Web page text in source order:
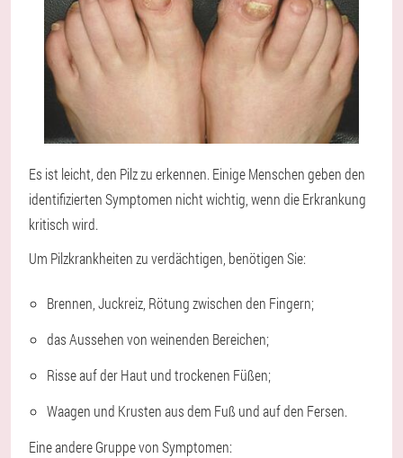
Es ist leicht, den Pilz zu erkennen. Einige Menschen geben den
identifizierten Symptomen nicht wichtig, wenn die Erkrankung
kritisch wird.
Um Pilzkrankheiten zu verdächtigen, benötigen Sie:
Brennen, Juckreiz, Rötung zwischen den Fingern;
das Aussehen von weinenden Bereichen;
Risse auf der Haut und trockenen Füßen;
Waagen und Krusten aus dem Fuß und auf den Fersen.
Eine andere Gruppe von Symptomen: